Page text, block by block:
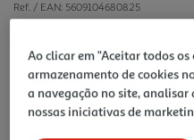
uma
avaliação.
para
a
mesma
página.
Ref. / EAN: 5609104680825
0,95 €
Ao clicar em "Aceitar todos os
armazenamento de cookies
a navegação no site,
nossas iniciativas de